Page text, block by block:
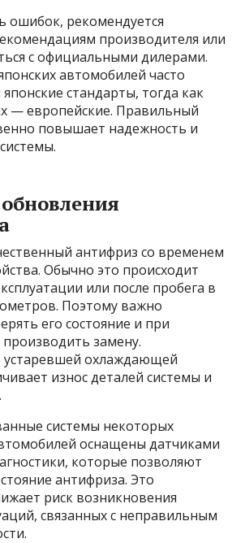
ошибок, рекомендуется
производителя или
с официальными дилерами.
автомобилей часто
стандарты, тогда как
— европейские. Правильный
повышает надежность и
антифриз со временем
Обычно это происходит
или после пробега в
Поэтому важно
его состояние и при
замену.
устаревшей охлаждающей
износ деталей системы и
системы некоторых
оснащены датчиками
которые позволяют
антифриза. Это
риск возникновения
связанных с неправильным